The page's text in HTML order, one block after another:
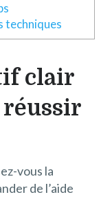
techniques
clair
réussir
vous la
de l’aide